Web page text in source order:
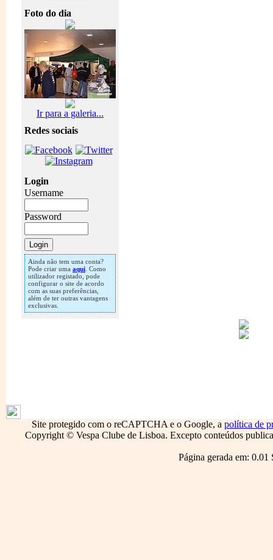
Foto do dia
Ir para a galeria...
Redes sociais
Login
Username
Password
Ainda não tem uma conta?
Pode criar uma aqui . Como
utilizador registado, pode
configurar o site de acordo
com as suas preferências,
além de ter outras vantagens
exclusivas.
Site protegido com o reCAPTCHA e o Google, a política de
Copyright © Vespa Clube de Lisboa. Excepto conteúdos
Página gerada em: 0.01